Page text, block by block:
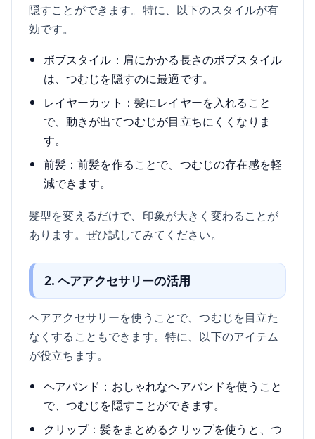
隠すことができます。特に、以下のスタイルが有
効です。
ボブスタイル：肩にかかる長さのボブスタイル
は、つむじを隠すのに最適です。
レイヤーカット：髪にレイヤーを入れること
で、動きが出てつむじが目立ちにくくなりま
す。
前髪：前髪を作ることで、つむじの存在感を軽
減できます。
髪型を変えるだけで、印象が大きく変わることが
あります。ぜひ試してみてください。
2. ヘアアクセサリーの活用
ヘアアクセサリーを使うことで、つむじを目立た
なくすることもできます。特に、以下のアイテム
が役立ちます。
ヘアバンド：おしゃれなヘアバンドを使うこと
で、つむじを隠すことができます。
クリップ：髪をまとめるクリップを使うと、つ